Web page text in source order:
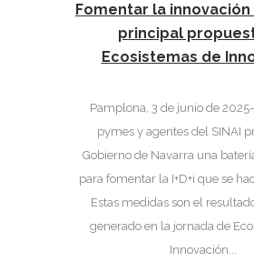
Fomentar la
principal
Ecosistemas de
Pamplona, 3 de junio de
pymes y agentes del SINAI
Gobierno de Navarra una
para fomentar la I+D+i que se
Estas medidas son el
generado en la jornada de
Innovación...